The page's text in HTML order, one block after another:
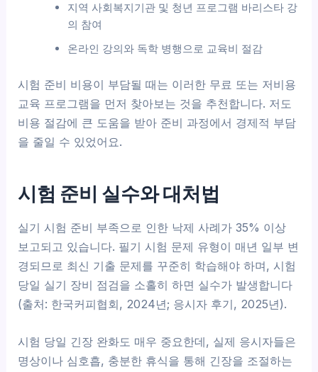
지역 사회복지기관 및 청년 프로그램 바리스타 강
의 참여
온라인 강의와 독학 병행으로 교육비 절감
시험 준비 비용이 부담될 때는 이러한 무료 또는 저비용
교육 프로그램을 먼저 찾아보는 것을 추천합니다. 저도
비용 절감에 큰 도움을 받아 준비 과정에서 경제적 부담
을 줄일 수 있었어요.
시험 준비 실수와 대처법
실기 시험 준비 부족으로 인한 낙제 사례가 35% 이상
보고되고 있습니다. 필기 시험 문제 유형이 매년 일부 변
경되므로 최신 기출 문제를 꾸준히 학습해야 하며, 시험
당일 실기 장비 점검을 소홀히 하면 실수가 발생합니다
(출처: 한국커피협회, 2024년; 응시자 후기, 2025년).
시험 당일 긴장 완화도 매우 중요한데, 실제 응시자들은
명상이나 심호흡, 충분한 휴식을 통해 긴장을 조절하는